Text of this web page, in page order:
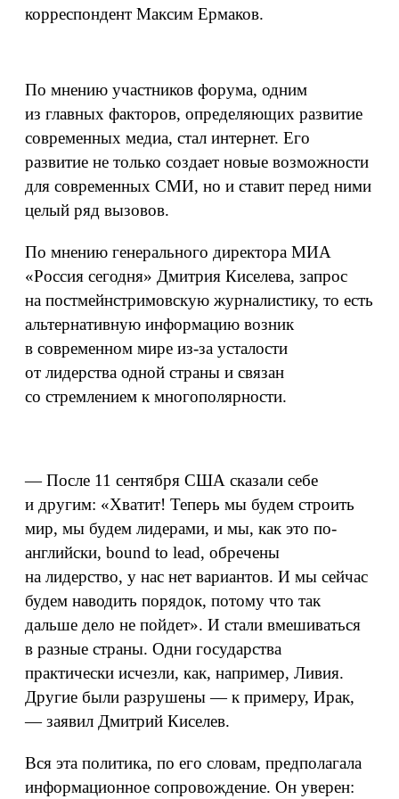
корреспондент Максим Ермаков.
По мнению участников форума, одним
из главных факторов, определяющих развитие
современных медиа, стал интернет. Его
развитие не только создает новые возможности
для современных СМИ, но и ставит перед ними
целый ряд вызовов.
По мнению генерального директора МИА
«Россия сегодня» Дмитрия Киселева, запрос
на постмейнстримовскую журналистику, то есть
альтернативную информацию возник
в современном мире из-за усталости
от лидерства одной страны и связан
со стремлением к многополярности.
— После 11 сентября США сказали себе
и другим: «Хватит! Теперь мы будем строить
мир, мы будем лидерами, и мы, как это по-
английски, bound to lead, обречены
на лидерство, у нас нет вариантов. И мы сейчас
будем наводить порядок, потому что так
дальше дело не пойдет». И стали вмешиваться
в разные страны. Одни государства
практически исчезли, как, например, Ливия.
Другие были разрушены — к примеру, Ирак,
— заявил Дмитрий Киселев.
Вся эта политика, по его словам, предполагала
информационное сопровождение. Он уверен: